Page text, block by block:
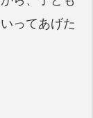
ってあげた